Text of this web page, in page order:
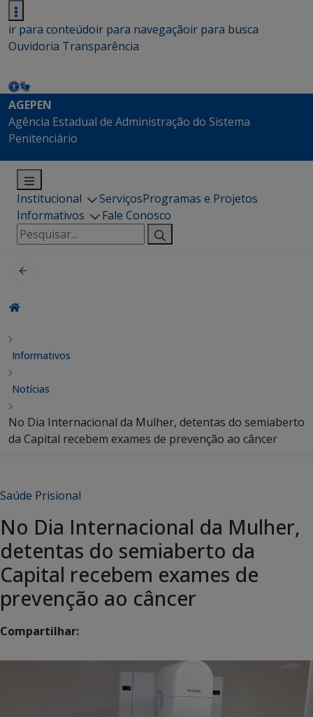
ir para conteúdoir para navegaçãoir para busca
Ouvidoria Transparência
AGEPEN
Agência Estadual de Administração do Sistema
Penitenciário
Institucional ServiçosProgramas e Projetos
Informativos
Fale Conosco
Pesquisar
por:
Informativos
Notícias
No Dia Internacional da Mulher, detentas do semiaberto
da Capital recebem exames de prevenção ao câncer
Saúde Prisional
No Dia Internacional da Mulher,
detentas do semiaberto da
Capital recebem exames de
prevenção ao câncer
Compartilhar: